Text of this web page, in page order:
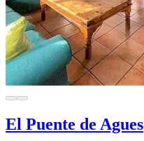
El Puente de Agues